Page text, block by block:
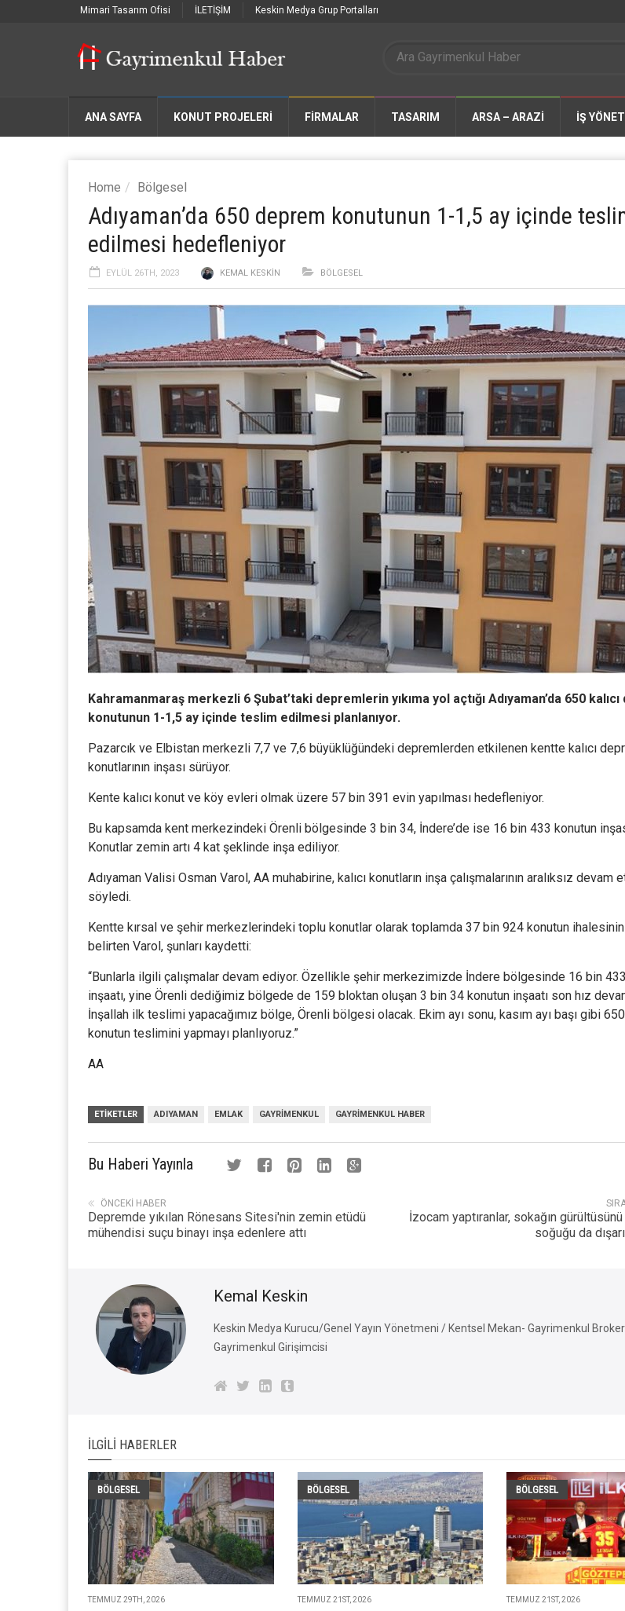
Mimari Tasarım Ofisi İLETİŞİM Keskin Medya Grup Portalları
ANA SAYFA KONUT PROJELERİ FIRMALAR TASARIM ARSA – ARAZİ İŞ
Home Bölgesel
Adıyaman’da 650 deprem konutunun 1-1,5 ay içinde
edilmesi hedefleniyor
EYLÜL 26TH, 2023 KEMAL KESKIN BÖLGESEL
Kahramanmaraş merkezli 6 Şubat’taki depremlerin yıkıma yol açtığı Adıyaman’da 650
konutunun 1-1,5 ay içinde teslim edilmesi planlanıyor.
Pazarcık ve Elbistan merkezli 7,7 ve 7,6 büyüklüğündeki depremlerden etkilenen kentte kalıcı
konutlarının inşası sürüyor.
Kente kalıcı konut ve köy evleri olmak üzere 57 bin 391 evin yapılması hedefleniyor.
Bu kapsamda kent merkezindeki Örenli bölgesinde 3 bin 34, İndere’de ise 16 bin 433 konutun
Konutlar zemin artı 4 kat şeklinde inşa ediliyor.
Adıyaman Valisi Osman Varol, AA muhabirine, kalıcı konutların inşa çalışmalarının aralıksız devam
söyledi.
Kentte kırsal ve şehir merkezlerindeki toplu konutlar olarak toplamda 37 bin 924 konutun ihalesinin
belirten Varol, şunları kaydetti:
“Bunlarla ilgili çalışmalar devam ediyor. Özellikle şehir merkezimizde İndere bölgesinde 16 bin
inşaatı, yine Örenli dediğimiz bölgede de 159 bloktan oluşan 3 bin 34 konutun inşaatı son hız
İnşallah ilk teslimi yapacağımız bölge, Örenli bölgesi olacak. Ekim ayı sonu, kasım ayı başı gibi
konutun teslimini yapmayı planlıyoruz.”
AA
ETIKETLER ADIYAMAN EMLAK GAYRIMENKUL GAYRIMENKUL HABER
Bu Haberi Yayınla
İzocam yaptıranlar, sokağın gürültüsünü
soğuğu da
ÖNCEKI HABER
Depremde yıkılan Rönesans Sitesi'nin zemin etüdü
mühendisi suçu binayı inşa edenlere attı
Kemal Keskin
Keskin Medya Kurucu/Genel Yayın Yönetmeni / Kentsel Mekan- Gayrimenkul
Gayrimenkul Girişimcisi
İLGILI HABERLER
BÖLGESEL
TEMMUZ 29TH, 2026
BÖLGESEL
TEMMUZ 21ST, 2026
BÖLGESEL
TEMMUZ 21ST, 2026